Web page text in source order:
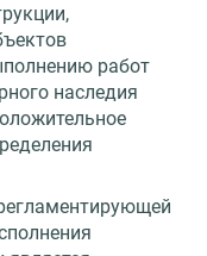
работ
наследия